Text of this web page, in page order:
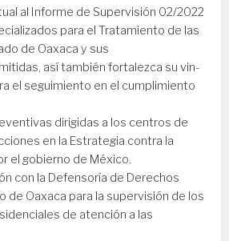
al Informe de Supervisión 02/2022
para el Tratamiento de las
de Oaxaca y sus
así también fortalezca su vin-
el seguimiento en el cumplimiento
dirigidas a los centros de
en la Estrategia contra la
el gobierno de México.
con la Defensoría de Derechos
de Oaxaca para la supervisión de los
de atención a las